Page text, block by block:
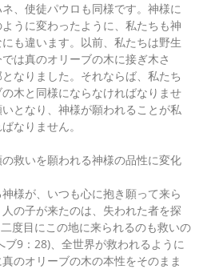
、使徒パウロも同様です。神様に
うに変わったように、私たちも神
も違います。以前、私たちは野生
は真のオリーブの木に接ぎ木さ
なりました。それならば、私たち
木と同様にならなければなりませ
となり、神様が願われることが私
なりません。
救いを願われる神様の品性に変化
様が、いつも心に抱き願って来ら
の子が来たのは、失われた者を探
度目にこの地に来られるのも救いの
ブ9：28)、全世界が救われるように
のオリーブの木の本性をそのまま